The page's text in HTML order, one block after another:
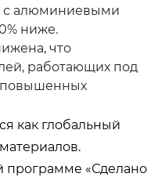
с алюминиевыми
ниже.
что
работающих под
повышенных
как глобальный
программе «Сделано